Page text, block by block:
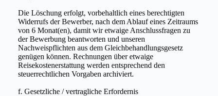
Die Löschung erfolgt, vorbehaltlich eines berechtigten
Widerrufs der Bewerber, nach dem Ablauf eines Zeitraums
von 6 Monat(en), damit wir etwaige Anschlussfragen zu
der Bewerbung beantworten und unseren
Nachweispflichten aus dem Gleichbehandlungsgesetz
genügen können. Rechnungen über etwaige
Reisekostenerstattung werden entsprechend den
steuerrechtlichen Vorgaben archiviert.
f. Gesetzliche / vertragliche Erfordernis